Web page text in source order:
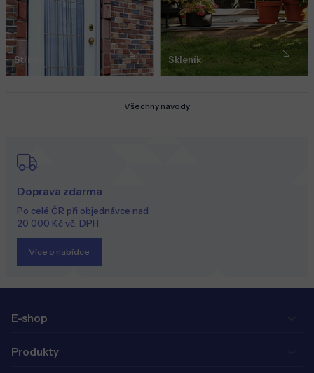
Doprava zdarma
Po celé ČR při objednávce nad
20 000 Kč vč. DPH
Více o nabídce
Stříška Skleník
Všechny návody
E-shop
Produkty